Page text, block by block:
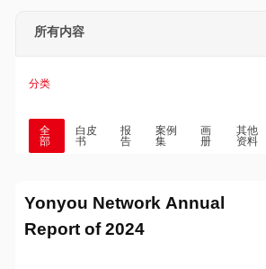
所有内容
分类
全
部
白皮
书
报
告
案例
集
画
册
其他
资料
Yonyou Network Annual
Report of 2024